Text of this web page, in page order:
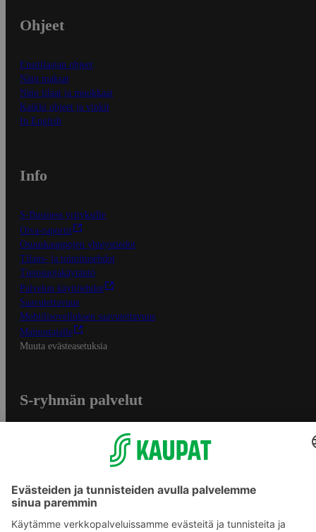
Ohjeet
Ensitilaajan ohjeet
Näin maksat
Näin tilaat ja muokkaat
Kaikki ohjeet ja vinkit
In English
Info
S-Business yrityksille
Oiva-raportit
Osuuskauppojen yhteystiedot
Tilaus- ja toimitusehdot
Tietosuojakäytäntö
Palvelun käyttöehdot
Saavutettavuus
Mobiilisovelluksen saavutettavuus
Mainostajalle
Muuta evästeasetuksia
S-ryhmän palvelut
S-ostoslista -sovellus
Prisma.fi
Sokos.fi